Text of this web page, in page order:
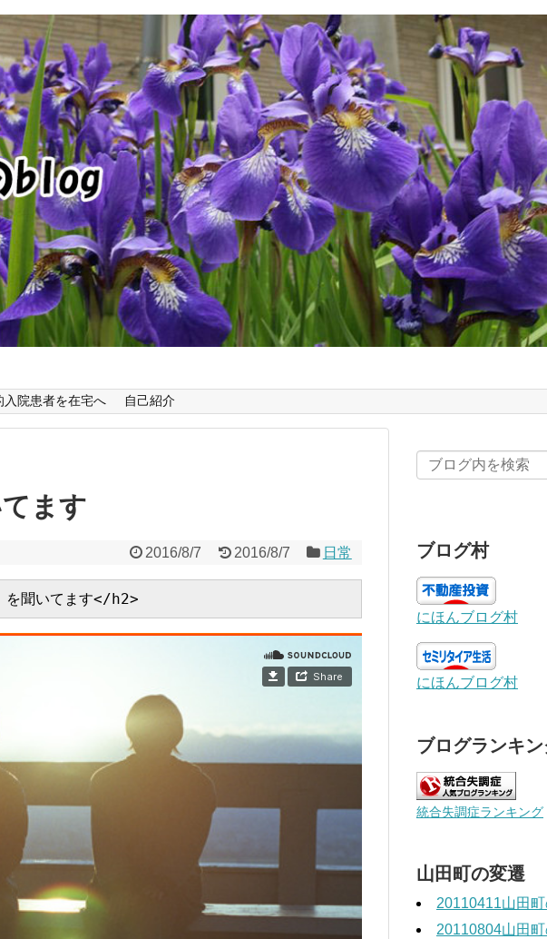
入院患者を在宅へ 自己紹介
ます
2016/8/7 2016/8/7 日常 ブログ村
にほんブログ村
にほんブログ村
ブログランキ
統合失調症ランキング
山田町の変遷
20110411山田
20110804山田